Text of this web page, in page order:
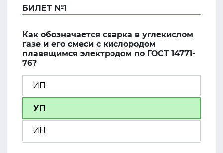
БИЛЕТ №1
Как обозначается сварка в углекислом
газе и его смеси с кислородом
плавящимся электродом по ГОСТ 14771-
76?
ИП
УП
ИН